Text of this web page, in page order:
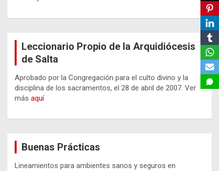
Leccionario Propio de la Arquidiócesis
de Salta
Aprobado por la Congregación para el culto divino y la
disciplina de los sacramentos, el 28 de abril de 2007. Ver
más aquí
Buenas Prácticas
Lineamientos para ambientes sanos y seguros en